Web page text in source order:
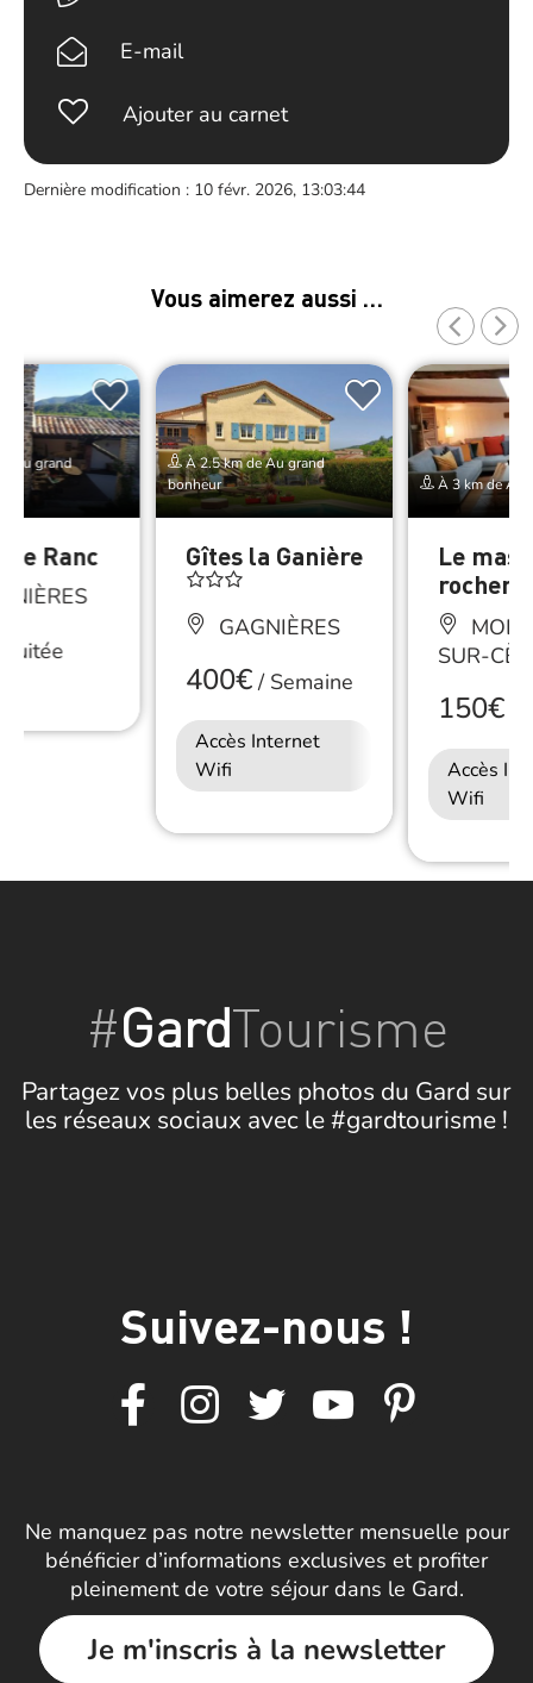
E-mail
Ajouter au carnet
Dernière modification : 10 févr. 2026, 13:03:44
Vous aimerez aussi …
Au grand
Ranc
À 2.5 km de Au grand
bonheur
Gîtes la Ganière
GAGNIÈRES
400€/Semaine
Accès Internet
Wifi
À 3 km de Au
Le mas
rocher
SUR-
150€/
Accès
Wifi
#GardTourisme
Partagez vos plus belles photos du Gard sur
les réseaux sociaux avec le #gardtourisme !
Suivez-nous !
Ne manquez pas notre newsletter mensuelle pour
bénéficier d’informations exclusives et profiter
pleinement de votre séjour dans le Gard.
Je m'inscris à la newsletter